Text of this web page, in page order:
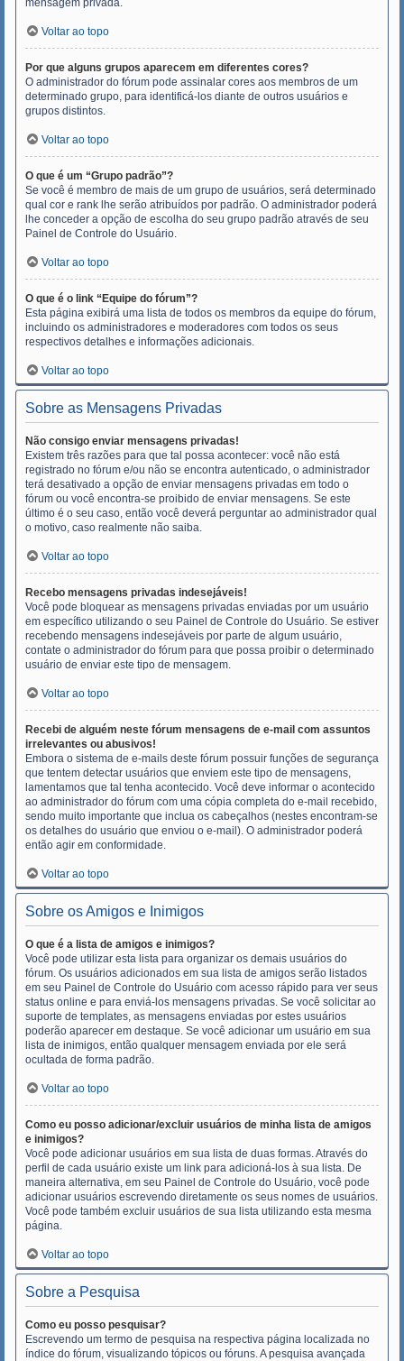
mensagem privada.
Voltar ao topo
Por que alguns grupos aparecem em diferentes cores?
O administrador do fórum pode assinalar cores aos membros de um
determinado grupo, para identificá-los diante de outros usuários e
grupos distintos.
Voltar ao topo
O que é um “Grupo padrão”?
Se você é membro de mais de um grupo de usuários, será determinado
qual cor e rank lhe serão atribuídos por padrão. O administrador poderá
lhe conceder a opção de escolha do seu grupo padrão através de seu
Painel de Controle do Usuário.
Voltar ao topo
O que é o link “Equipe do fórum”?
Esta página exibirá uma lista de todos os membros da equipe do fórum,
incluindo os administradores e moderadores com todos os seus
respectivos detalhes e informações adicionais.
Voltar ao topo
Sobre as Mensagens Privadas
Não consigo enviar mensagens privadas!
Existem três razões para que tal possa acontecer: você não está
registrado no fórum e/ou não se encontra autenticado, o administrador
terá desativado a opção de enviar mensagens privadas em todo o
fórum ou você encontra-se proibido de enviar mensagens. Se este
último é o seu caso, então você deverá perguntar ao administrador qual
o motivo, caso realmente não saiba.
Voltar ao topo
Recebo mensagens privadas indesejáveis!
Você pode bloquear as mensagens privadas enviadas por um usuário
em específico utilizando o seu Painel de Controle do Usuário. Se estiver
recebendo mensagens indesejáveis por parte de algum usuário,
contate o administrador do fórum para que possa proibir o determinado
usuário de enviar este tipo de mensagem.
Voltar ao topo
Recebi de alguém neste fórum mensagens de e-mail com assuntos
irrelevantes ou abusivos!
Embora o sistema de e-mails deste fórum possuir funções de segurança
que tentem detectar usuários que enviem este tipo de mensagens,
lamentamos que tal tenha acontecido. Você deve informar o acontecido
ao administrador do fórum com uma cópia completa do e-mail recebido,
sendo muito importante que inclua os cabeçalhos (nestes encontram-se
os detalhes do usuário que enviou o e-mail). O administrador poderá
então agir em conformidade.
Voltar ao topo
Sobre os Amigos e Inimigos
O que é a lista de amigos e inimigos?
Você pode utilizar esta lista para organizar os demais usuários do
fórum. Os usuários adicionados em sua lista de amigos serão listados
em seu Painel de Controle do Usuário com acesso rápido para ver seus
status online e para enviá-los mensagens privadas. Se você solicitar ao
suporte de templates, as mensagens enviadas por estes usuários
poderão aparecer em destaque. Se você adicionar um usuário em sua
lista de inimigos, então qualquer mensagem enviada por ele será
ocultada de forma padrão.
Voltar ao topo
Como eu posso adicionar/excluir usuários de minha lista de amigos
e inimigos?
Você pode adicionar usuários em sua lista de duas formas. Através do
perfil de cada usuário existe um link para adicioná-los à sua lista. De
maneira alternativa, em seu Painel de Controle do Usuário, você pode
adicionar usuários escrevendo diretamente os seus nomes de usuários.
Você pode também excluir usuários de sua lista utilizando esta mesma
página.
Voltar ao topo
Sobre a Pesquisa
Como eu posso pesquisar?
Escrevendo um termo de pesquisa na respectiva página localizada no
índice do fórum, visualizando tópicos ou fóruns. A pesquisa avançada